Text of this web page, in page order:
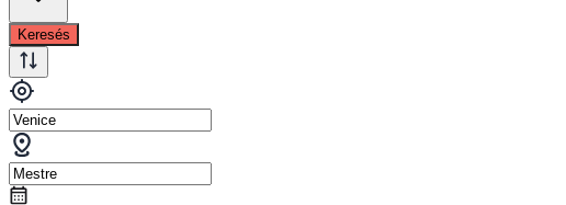
Keresés